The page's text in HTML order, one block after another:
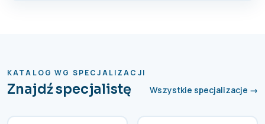
KATALOG WG SPECJALIZACJI
Znajdź specjalistę Wszystkie specjalizacje →